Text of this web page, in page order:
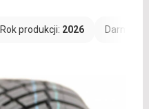
Rok produkcji: 2026